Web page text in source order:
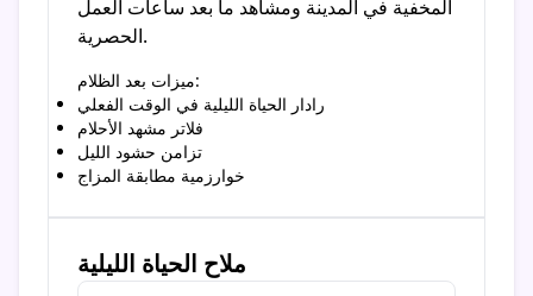
المخفية في المدينة ومشاهد ما بعد ساعات العمل
الحصرية.
ميزات بعد الظلام:
رادار الحياة الليلية في الوقت الفعلي
فلاتر مشهد الأحلام
تزامن حشود الليل
خوارزمية مطابقة المزاج
ملاح الحياة الليلية